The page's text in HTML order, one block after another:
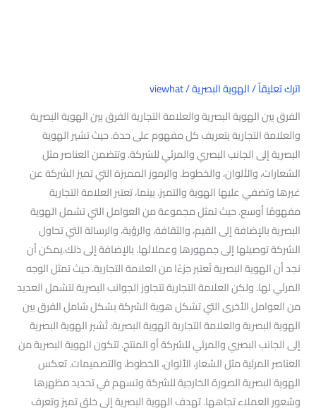
اترك تعليقاً/الهوية البصرية/
viewhat
الفرق بين الهوية البصرية والعلامة التجارية الفرق بين الهوية البصرية
والعلامة التجارية بتعريف كل مفهوم على حدة. حيث تشير الهوية
البصرية إلى الجانب البصري والمرئي للشركة. وتتضمن العناصر مثل
الشعارات، والألوان، والخطوط. والرموز المميزة التي تميز الشركة عن
غيرها وتضفي عليها الهوية والتميز. بينما، تعتبر العلامة التجارية
مفهومًا أوسع. حيث تمثل مجموعة من العوامل التي تشمل الهوية
البصرية بالإضافة إلى القيم، والثقافة، والرؤية، والرسالة التي تحاول
الشركة توصيلها إلى جمهورها وعملائها. بالإضافة إلى ذلك.يمكن أن
نجد أن الهوية البصرية تُعتبر جزءًا من العلامة التجارية. حيث تمثل الوجه
المرئي لها. ولكن العلامة التجارية تتجاوز الجوانب البصرية لتشمل العديد
من العوامل الأخرى التي تشكل هوية الشركة بشكل شامل الفرق بين
الهوية البصرية والعلامة التجارية الهوية البصرية: تُشير الهوية البصرية
إلى الجانب البصري والمرئي للشركة أو المنتج. تتكون الهوية البصرية من
العناصر المرئية مثل الشعار، الألوان، الخطوط، والتصميمات. تعكس
الهوية البصرية الصورة الخارجية للشركة وتسهم في تحديد مظهرها
وشعور العملاء تجاهها. تهدف الهوية البصرية إلى خلق تميز وتعرف